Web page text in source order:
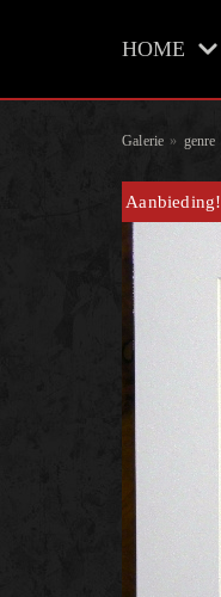
de
HOME
Galerie » genre
Aanbieding!